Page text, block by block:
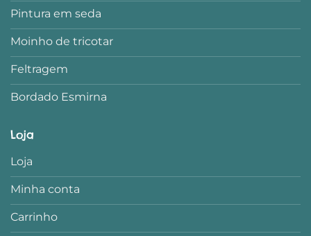
Pintura em seda
Moinho de tricotar
Feltragem
Bordado Esmirna
Loja
Loja
Minha conta
Carrinho